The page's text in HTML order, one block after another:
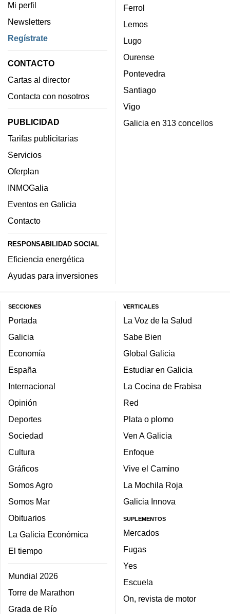
Mi perfil
Newsletters
Regístrate
CONTACTO
Cartas al director
Contacta con nosotros
PUBLICIDAD
Tarifas publicitarias
Servicios
Oferplan
INMOGalia
Eventos en Galicia
Contacto
RESPONSABILIDAD SOCIAL
Eficiencia energética
Ayudas para inversiones
Ferrol
Lemos
Lugo
Ourense
Pontevedra
Santiago
Vigo
Galicia en 313 concellos
SECCIONES
Portada
Galicia
Economía
España
Internacional
Opinión
Deportes
Sociedad
Cultura
Gráficos
Somos Agro
Somos Mar
Obituarios
La Galicia Económica
El tiempo
Mundial 2026
Torre de Marathon
Grada de Río
VERTICALES
La Voz de la Salud
Sabe Bien
Global Galicia
Estudiar en Galicia
La Cocina de Frabisa
Red
Plata o plomo
Ven A Galicia
Enfoque
Vive el Camino
La Mochila Roja
Galicia Innova
SUPLEMENTOS
Mercados
Fugas
Yes
Escuela
On, revista de motor